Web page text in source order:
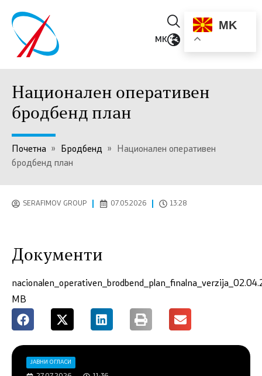
MK
MK
Национален оперативен
бродбенд план
Почетна » Бродбенд »
Национален оперативен
бродбенд план
SERAFIMOV GROUP 07.05.2026 13:28
Документи
MB
ЈАВНИ ОГЛАСИ